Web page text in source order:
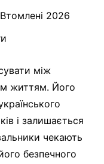
2026
між
життям. Його
і залишається
чекають
безпечного